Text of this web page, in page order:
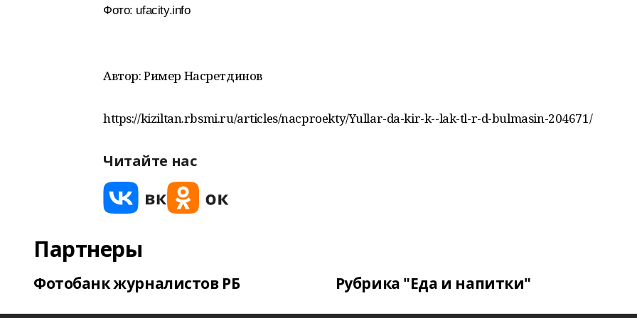
Фото: ufacity.info
Автор: Ример Насретдинов
https://kiziltan.rbsmi.ru/articles/nacproekty/Yullar-da-kir-k--lak-tl-r-d-bulmasin-204671/
Читайте нас
Партнеры
Фотобанк журналистов РБ Рубрика "Еда и напитки"